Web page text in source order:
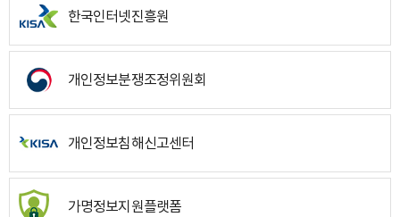
한국인터넷진흥원
개인정보분쟁조정위원회
개인정보침해신고센터
가명정보지원플랫폼